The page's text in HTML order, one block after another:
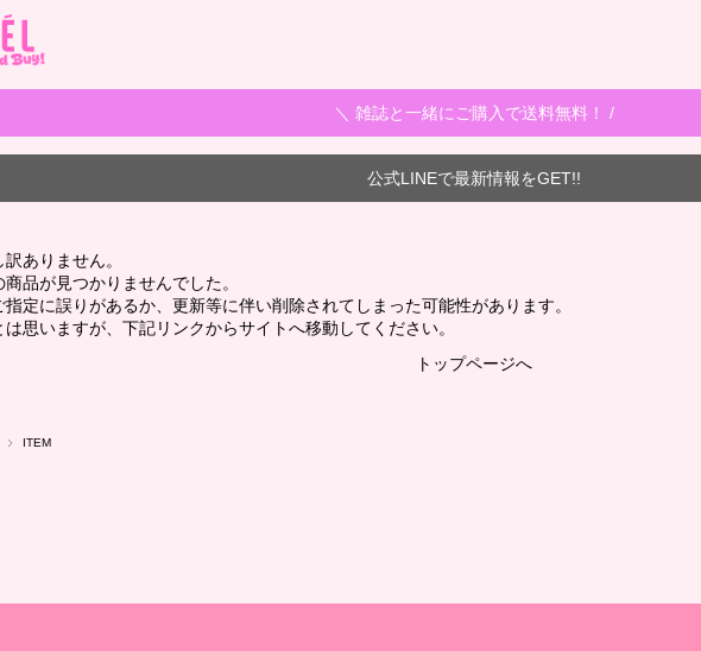
＼ 雑誌と一緒にご購入で送料無料！ /
公式LINEで最新情報をGET!!
ありません。
商品が見つかりませんでした。
指定に誤りがあるか、更新等に伴い削除されてしまった可能性があります。
は思いますが、下記リンクからサイトへ移動してください。
トップページへ
ITEM